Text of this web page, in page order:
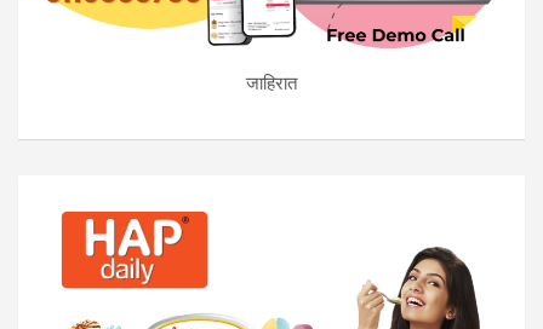
जाहिरात